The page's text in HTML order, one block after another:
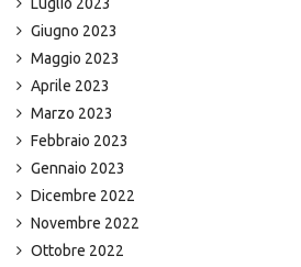
Giugno 2023
Maggio 2023
Aprile 2023
Marzo 2023
Febbraio 2023
Gennaio 2023
Dicembre 2022
Novembre 2022
Ottobre 2022